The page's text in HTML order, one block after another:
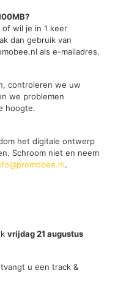
wil je in 1 keer
dan gebruik van
als e-mailadres.
controleren we uw
we problemen
hoogte.
het digitale ontwerp
Schroom niet en neem
.
vrijdag 21 augustus
u een track &